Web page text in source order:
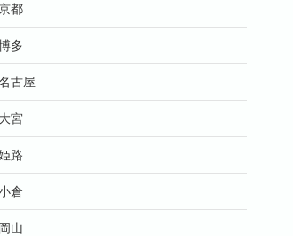
都
多
古屋
大宮
路
倉
岡山